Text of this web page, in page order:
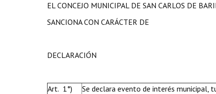
EL CONCEJO MUNICIPAL DE SAN CARLOS DE
SANCIONA CON CARÁCTER DE
DECLARACIÓN
Art. 1°)
Se declara evento de interés